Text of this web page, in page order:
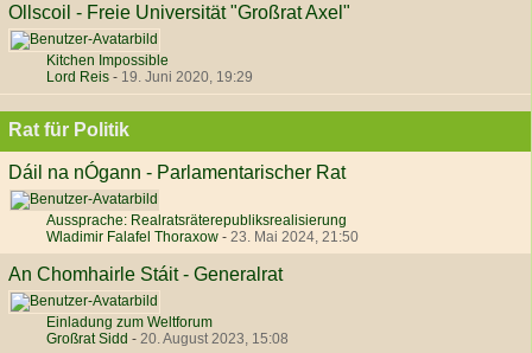
Ollscoil - Freie Universität "Großrat Axel"
Kitchen Impossible
Lord Reis - 19. Juni 2020, 19:29
Rat für Politik
Dáil na nÓgann - Parlamentarischer Rat
Aussprache: Realratsräterepubliksrealisierung
Wladimir Falafel Thoraxow - 23. Mai 2024, 21:50
An Chomhairle Stáit - Generalrat
Einladung zum Weltforum
Großrat Sidd - 20. August 2023, 15:08